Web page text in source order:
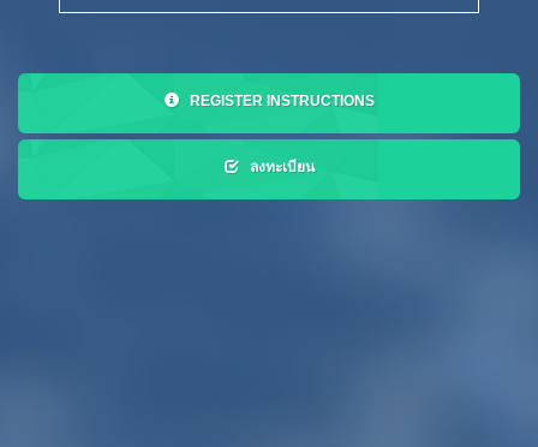
REGISTER INSTRUCTIONS
ลงทะเบียน